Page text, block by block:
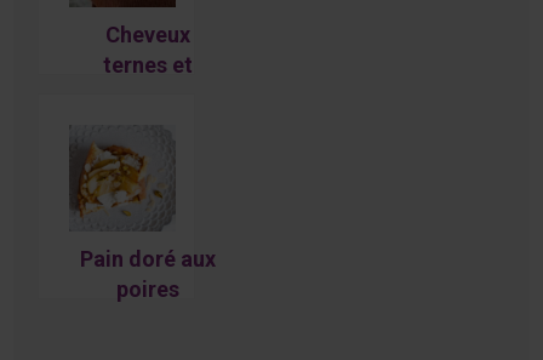
Cheveux
ternes et
Pain doré aux
poires